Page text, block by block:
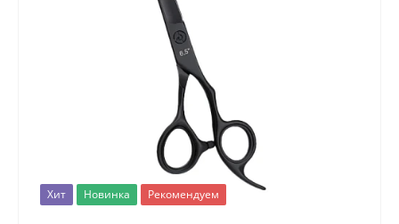
Хит Новинка Рекомендуем